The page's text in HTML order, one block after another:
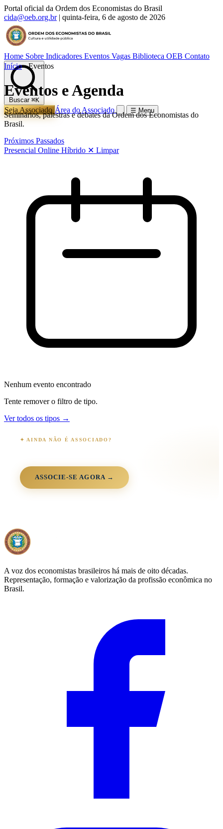
Portal oficial da Ordem dos Economistas do Brasil
cida@oeb.org.br | quinta-feira, 6 de agosto de 2026
Home Sobre Indicadores Eventos Vagas Biblioteca OEB Contato
Buscar ⌘K
Seja AssociadoÁrea do Associado ☰ Menu
Início › Eventos
Eventos e Agenda
Seminários, palestras e debates da Ordem dos Economistas do
Brasil.
Próximos Passados
Presencial Online Híbrido ✕ Limpar
Nenhum evento encontrado
Tente remover o filtro de tipo.
Ver todos os tipos →
✦ AINDA NÃO É ASSOCIADO?
ASSOCIE-SE AGORA →
A voz dos economistas brasileiros há mais de oito décadas.
Representação, formação e valorização da profissão econômica no
Brasil.